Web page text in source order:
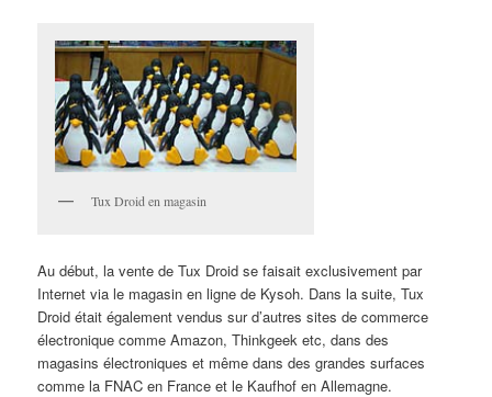
Tux Droid en magasin
Au début, la vente de Tux Droid se faisait exclusivement par
Internet via le magasin en ligne de Kysoh. Dans la suite, Tux
Droid était également vendus sur d’autres sites de commerce
électronique comme Amazon, Thinkgeek etc, dans des
magasins électroniques et même dans des grandes surfaces
comme la FNAC en France et le Kaufhof en Allemagne.